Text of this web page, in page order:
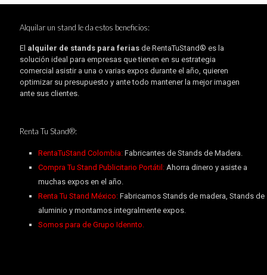
Alquilar un stand le da estos beneficios:
El alquiler de stands para ferias de RentaTuStand® es la
solución ideal para empresas que tienen en su estrategia
comercial asistir a una o varias expos durante el año, quieren
optimizar su presupuesto y ante todo mantener la mejor imagen
ante sus clientes.
Renta Tu Stand®:
RentaTuStand Colombia: Fabricantes de Stands de Madera.
Compra Tu Stand Publicitario Portátil:Ahorra dinero y asiste a
muchas expos en el año.
Renta Tu Stand México:Fabricamos Stands de madera, Stands de
aluminio y montamos integralmente expos.
Somos para de Grupo Idennto.